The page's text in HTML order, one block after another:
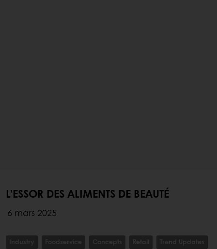
L’ESSOR DES ALIMENTS DE BEAUTÉ
6 mars 2025
Industry Foodservice Concepts Retail Trend Updates